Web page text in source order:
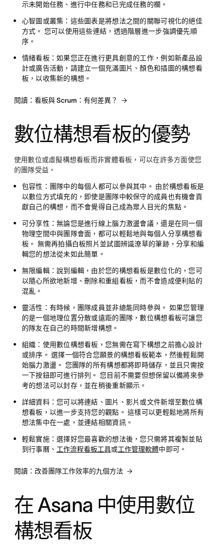
示未開始任務、進行中任務和已完成任務的欄。
心智圖或叢集： 這些圖表是將想法之間的關聯可視化的絕佳
方式。 您可以使用這些連結，透過階層進一步強調優先順
序。
情緒看板：如果您正在進行更具創意的工作，例如新產品設
計或廣告活動，請建立一個充滿圖片、顏色和插圖的構想看
板，以收集新的構想。
閱讀：看板與 Scrum：有何差異？
數位構想看板的優勢
使用數位或虛擬構想看板而非實體看板，可以在許多方面使您
的團隊受益。
包容性： 團隊中的每個人都可以參與其中。 由於構想看板是
以數位方式填充的，即使是團隊中較保守的成員也有機會貢
獻自己的構想，而不會覺得自己成為眾人目光的焦點。
可分享性：無論您是進行線上腦力激盪會議，還是在同一個
物理空間中與團隊會面，都可以輕鬆地與每個人分享構想看
板。 無需再拍攝白板照片並試圖辨識潦草的筆跡，分享和編
輯您的想法從未如此簡單。
無限編輯：說到編輯，由於您的構想看板是數位化的，您可
以隨心所欲地新增、刪除和重組看板，而不會造成便利貼的
混亂。
靈活性： 有時候，團隊成員並非總能同時參與。 如果您管理
的是一個地理位置分散或遠距的團隊，數位構想看板可讓您
的隊友在自己的時間新增構想。
組織： 使用數位構想看板，您無需在寫下構想之前擔心設計
或排序。 選擇一個符合您願景的構想看板範本，然後輕鬆開
始腦力激盪。 您團隊的所有構想都將即時儲存，並且只需按
一下按鈕即可進行排列。 您目前不需要但想保留以備將來參
考的想法可以封存，並在稍後重新顯示。
詳細資料：您可以將連結、圖片、影片或文件新增至數位構
想看板，以進一步支持您的觀點。 這樣可以更輕鬆地將所有
想法集中在一處，並連結相關資訊。
輕鬆實施：選擇好您最喜歡的想法後，您只需將其複製並貼
到行事曆、 工作流程看板工具或工作管理軟體中即可。
閱讀：改善團隊工作效率的九個方法
在 Asana 中使用數位
構想看板